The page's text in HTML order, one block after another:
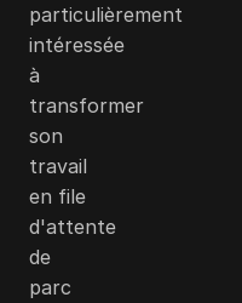
particulièrement
intéressée
à
transformer
son
travail
en file
d'attente
de
parc